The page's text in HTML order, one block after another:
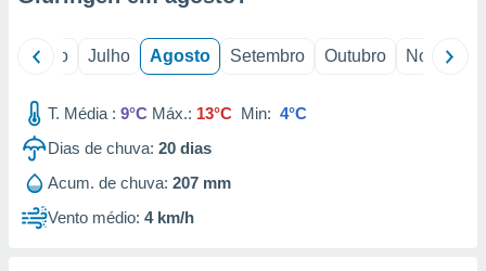
Junho Julho Agosto Setembro Outubro Novembro
T. Média : 9°C Máx.: 13°C Min: 4°C
Dias de chuva: 20 dias
Acum. de chuva: 207 mm
Vento médio: 4 km/h